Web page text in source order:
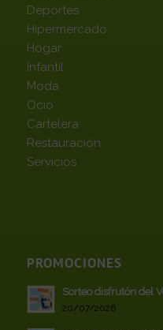
Deportes
Hipermercado
Hogar
Infantil
Moda
Ocio
Cartelera
Restauración
Servicios
PROMOCIONES
Sorteo disfrutón del
20/07/2026